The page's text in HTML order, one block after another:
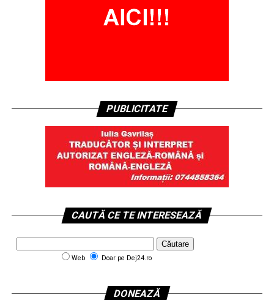
PUBLICITATE
CAUTĂ CE TE INTERESEAZĂ
Web Doar pe Dej24.ro
DONEAZĂ